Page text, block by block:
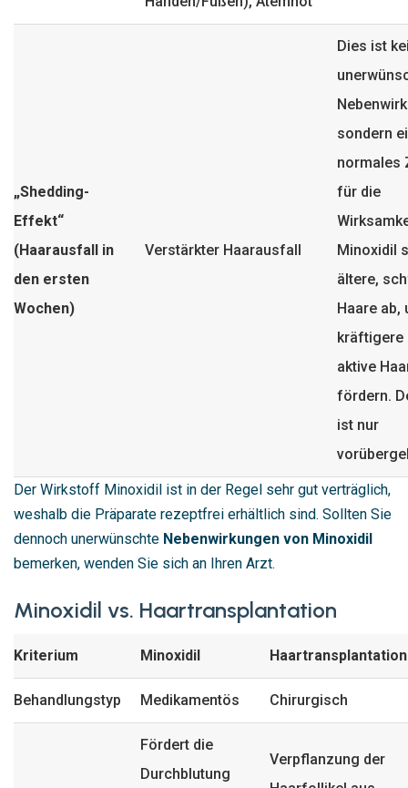
„Shedding-
Effekt“
(Haarausfall in
den ersten
Wochen)
Verstärkter Haarausfall
Dies ist
sondern
normales
für die
Minoxidil
ältere,
Haare ab,
kräftigere
aktive
fördern.
ist nur
Der Wirkstoff Minoxidil ist in der Regel sehr gut verträglich,
weshalb die Präparate rezeptfrei erhältlich sind. Sollten Sie
dennoch unerwünschte Nebenwirkungen von Minoxidil
bemerken, wenden Sie sich an Ihren Arzt.
Minoxidil vs. Haartransplantation
Kriterium Minoxidil Haartransplantation
Behandlungstyp Medikamentös Chirurgisch
Fördert die
Durchblutung
Verpflanzung der